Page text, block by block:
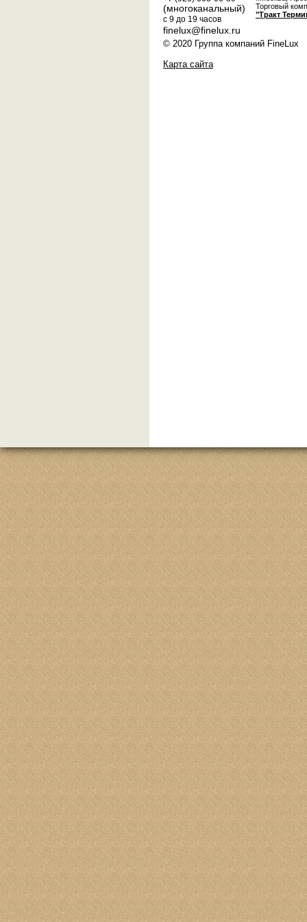
(многоканальный)
с 9 до 19 часов
finelux@finelux.ru
Торговый
"Тракт
© 2020 Группа компаний FineLux
Карта сайта